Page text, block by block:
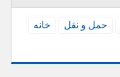
حمل و نقل
خانه